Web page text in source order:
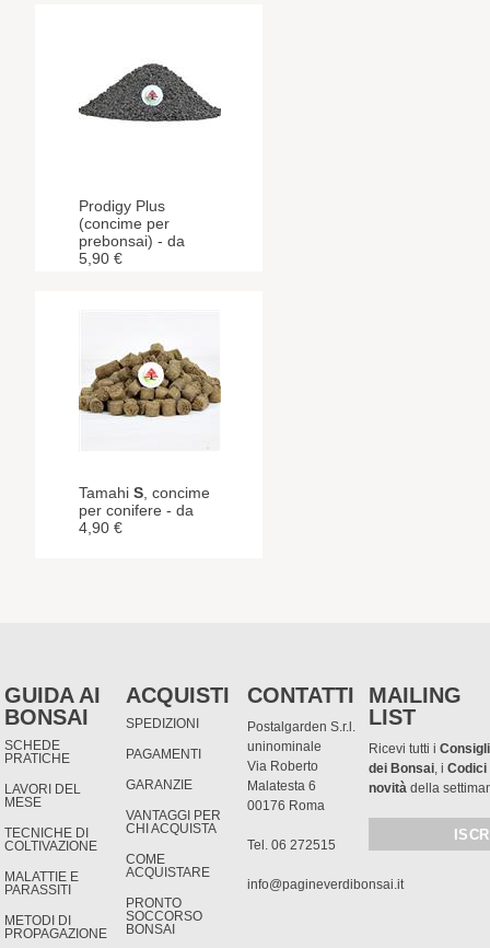
Prodigy Plus
(concime per
prebonsai) - da
5,90 €
Tamahi S , concime
per conifere - da
4,90 €
GUIDA AI
BONSAI
SCHEDE
PRATICHE
LAVORI DEL
MESE
TECNICHE DI
COLTIVAZIONE
MALATTIE E
PARASSITI
METODI DI
PROPAGAZIONE
ACQUISTI
SPEDIZIONI
PAGAMENTI
GARANZIE
VANTAGGI PER
CHI ACQUISTA
COME
ACQUISTARE
PRONTO
SOCCORSO
BONSAI
CONTATTI
Postalgarden S.r.l.
uninominale
Via Roberto
Malatesta 6
00176 Roma
Tel. 06 272515
info@pagineverdibonsai.it
MAILING
LIST
Ricevi tutti i
dei Bonsai, iCodici
novità della